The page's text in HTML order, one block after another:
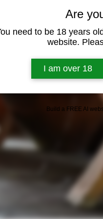
Are
need to be 18 years
website.
I am over 18
Build a FREE AI